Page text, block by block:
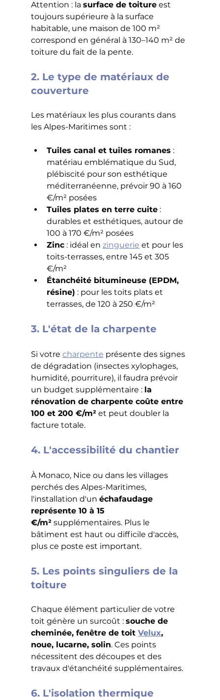
Attention : la surface de toiture est
toujours supérieure à la surface
habitable, une maison de 100 m²
correspond en général à 130–140 m² de
toiture du fait de la pente.
2. Le type de matériaux de
couverture
Les matériaux les plus courants dans
les Alpes-Maritimes sont :
Tuiles canal et tuiles romanes :
matériau emblématique du Sud,
plébiscité pour son esthétique
méditerranéenne, prévoir 90 à 160
€/m² posées
Tuiles plates en terre cuite :
durables et esthétiques, autour de
100 à 170 €/m² posées
Zinc : idéal en zinguerie et pour les
toits-terrasses, entre 145 et 305
€/m²
Étanchéité bitumineuse (EPDM,
résine) : pour les toits plats et
terrasses, de 120 à 250 €/m²
3. L'état de la charpente
Si votre charpente présente des signes
de dégradation (insectes xylophages,
humidité, pourriture), il faudra prévoir
un budget supplémentaire : la
rénovation de charpente coûte entre
100 et 200 €/m² et peut doubler la
facture totale.
4. L'accessibilité du chantier
À Monaco, Nice ou dans les villages
perchés des Alpes-Maritimes,
l'installation d'un échafaudage
représente 10 à 15
€/m² supplémentaires. Plus le
bâtiment est haut ou difficile d'accès,
plus ce poste est important.
5. Les points singuliers de la
toiture
Chaque élément particulier de votre
toit génère un surcoût : souche de
cheminée, fenêtre de toit Velux,
noue, lucarne, solin. Ces points
nécessitent des découpes et des
travaux d'étanchéité supplémentaires.
6. L'isolation thermique